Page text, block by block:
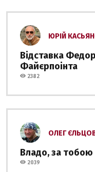
ЮРІЙ
Відставка
Файєрпоінта
2382
ОЛЕГ
Владо, за тобою
2039